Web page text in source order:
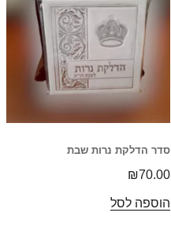
סדר הדלקת נרות שבת
₪70.00
הוספה לסל